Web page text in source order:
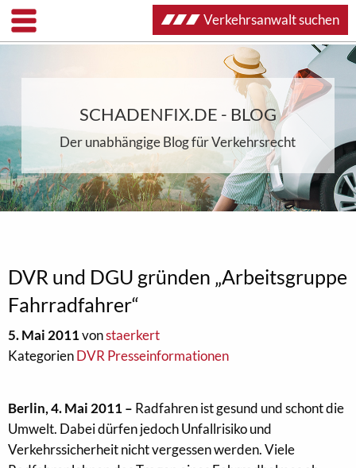
SCHADENFIX.DE - BLOG
Der unabhängige Blog für Verkehrsrecht
DVR und DGU gründen „Arbeitsgruppe
Fahrradfahrer“
5. Mai 2011vonstaerkert
KategorienDVR Presseinformationen
Berlin, 4. Mai 2011 – Radfahren ist gesund und schont die
Umwelt. Dabei dürfen jedoch Unfallrisiko und
Verkehrssicherheit nicht vergessen werden. Viele
Verkehrsanwalt suchen